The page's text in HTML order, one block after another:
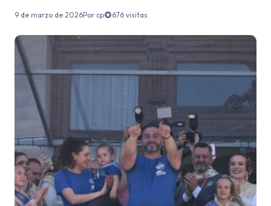
9 de marzo de 2026Por cp 676 visitas